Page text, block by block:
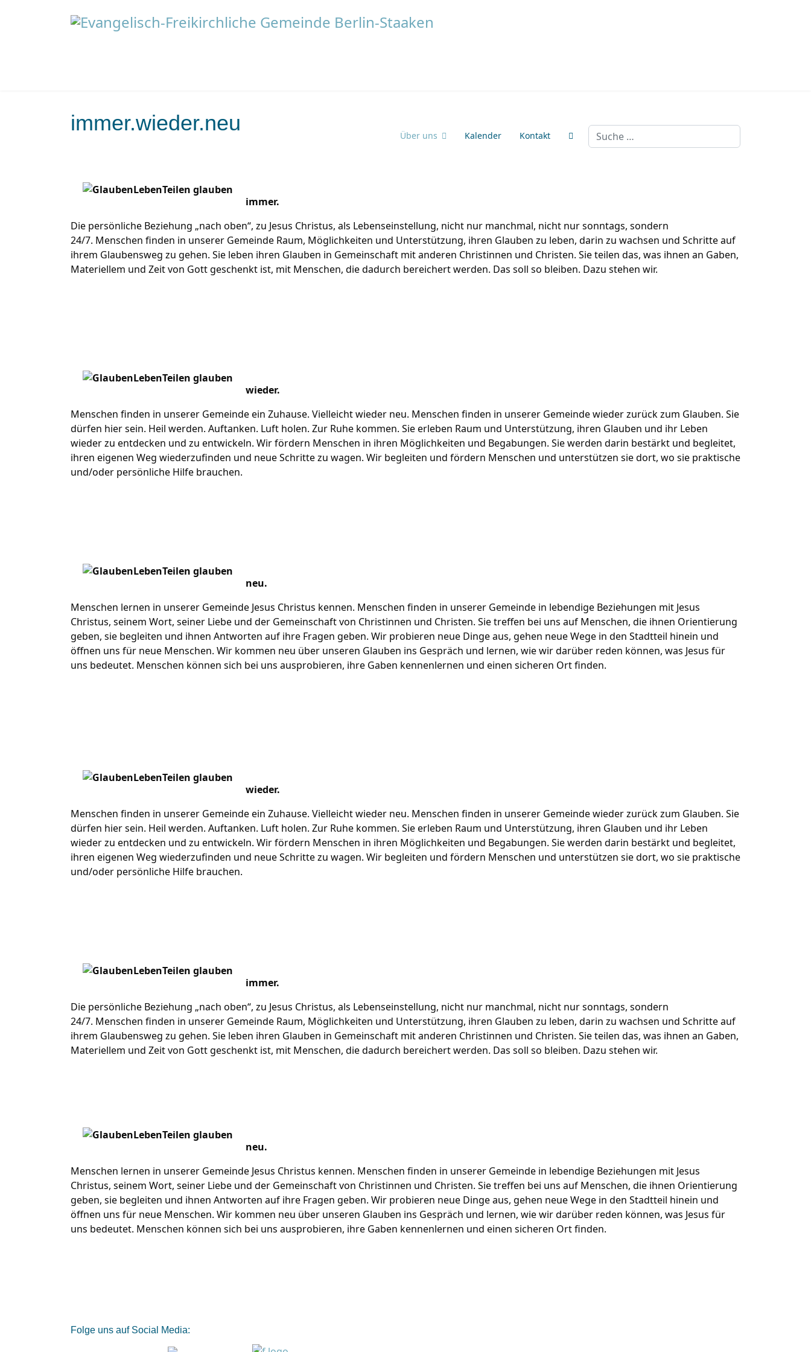
Über uns Kalender Kontakt Suchen
immer.wieder.neu
immer.
Die persönliche Beziehung „nach oben“, zu Jesus Christus, als Lebenseinstellung, nicht nur manchmal, nicht nur sonntags, sondern
24/7. Menschen finden in unserer Gemeinde Raum, Möglichkeiten und Unterstützung, ihren Glauben zu leben, darin zu wachsen und Schritte auf
ihrem Glaubensweg zu gehen. Sie leben ihren Glauben in Gemeinschaft mit anderen Christinnen und Christen. Sie teilen das, was ihnen an Gaben,
Materiellem und Zeit von Gott geschenkt ist, mit Menschen, die dadurch bereichert werden. Das soll so bleiben. Dazu stehen wir.
wieder.
Menschen finden in unserer Gemeinde ein Zuhause. Vielleicht wieder neu. Menschen finden in unserer Gemeinde wieder zurück zum Glauben. Sie
dürfen hier sein. Heil werden. Auftanken. Luft holen. Zur Ruhe kommen. Sie erleben Raum und Unterstützung, ihren Glauben und ihr Leben
wieder zu entdecken und zu entwickeln. Wir fördern Menschen in ihren Möglichkeiten und Begabungen. Sie werden darin bestärkt und begleitet,
ihren eigenen Weg wiederzufinden und neue Schritte zu wagen. Wir begleiten und fördern Menschen und unterstützen sie dort, wo sie praktische
und/oder persönliche Hilfe brauchen.
neu.
Menschen lernen in unserer Gemeinde Jesus Christus kennen. Menschen finden in unserer Gemeinde in lebendige Beziehungen mit Jesus
Christus, seinem Wort, seiner Liebe und der Gemeinschaft von Christinnen und Christen. Sie treffen bei uns auf Menschen, die ihnen Orientierung
geben, sie begleiten und ihnen Antworten auf ihre Fragen geben. Wir probieren neue Dinge aus, gehen neue Wege in den Stadtteil hinein und
öffnen uns für neue Menschen. Wir kommen neu über unseren Glauben ins Gespräch und lernen, wie wir darüber reden können, was Jesus für
uns bedeutet. Menschen können sich bei uns ausprobieren, ihre Gaben kennenlernen und einen sicheren Ort finden.
wieder.
Menschen finden in unserer Gemeinde ein Zuhause. Vielleicht wieder neu. Menschen finden in unserer Gemeinde wieder zurück zum Glauben. Sie
dürfen hier sein. Heil werden. Auftanken. Luft holen. Zur Ruhe kommen. Sie erleben Raum und Unterstützung, ihren Glauben und ihr Leben
wieder zu entdecken und zu entwickeln. Wir fördern Menschen in ihren Möglichkeiten und Begabungen. Sie werden darin bestärkt und begleitet,
ihren eigenen Weg wiederzufinden und neue Schritte zu wagen. Wir begleiten und fördern Menschen und unterstützen sie dort, wo sie praktische
und/oder persönliche Hilfe brauchen.
immer.
Die persönliche Beziehung „nach oben“, zu Jesus Christus, als Lebenseinstellung, nicht nur manchmal, nicht nur sonntags, sondern
24/7. Menschen finden in unserer Gemeinde Raum, Möglichkeiten und Unterstützung, ihren Glauben zu leben, darin zu wachsen und Schritte auf
ihrem Glaubensweg zu gehen. Sie leben ihren Glauben in Gemeinschaft mit anderen Christinnen und Christen. Sie teilen das, was ihnen an Gaben,
Materiellem und Zeit von Gott geschenkt ist, mit Menschen, die dadurch bereichert werden. Das soll so bleiben. Dazu stehen wir.
neu.
Menschen lernen in unserer Gemeinde Jesus Christus kennen. Menschen finden in unserer Gemeinde in lebendige Beziehungen mit Jesus
Christus, seinem Wort, seiner Liebe und der Gemeinschaft von Christinnen und Christen. Sie treffen bei uns auf Menschen, die ihnen Orientierung
geben, sie begleiten und ihnen Antworten auf ihre Fragen geben. Wir probieren neue Dinge aus, gehen neue Wege in den Stadtteil hinein und
öffnen uns für neue Menschen. Wir kommen neu über unseren Glauben ins Gespräch und lernen, wie wir darüber reden können, was Jesus für
uns bedeutet. Menschen können sich bei uns ausprobieren, ihre Gaben kennenlernen und einen sicheren Ort finden.
Folge uns auf Social Media: